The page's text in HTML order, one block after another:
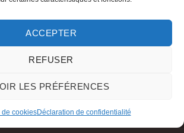
ACCEPTER
REFUSER
LES PRÉFÉRENCES
de cookiesDéclaration de confidentialité